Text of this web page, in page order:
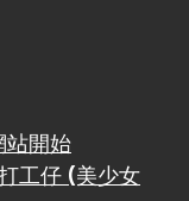
站開始
工仔 (美少女